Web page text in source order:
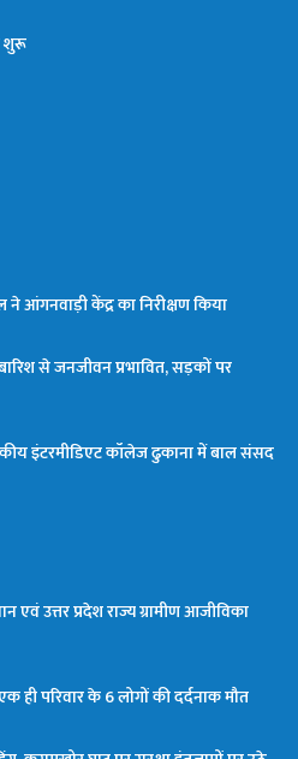
शुरू
आंगनवाड़ी केंद्र का निरीक्षण किया
से जनजीवन प्रभावित, सड़कों पर
इंटरमीडिएट कॉलेज ढुकाना में बाल संसद
एवं उत्तर प्रदेश राज्य ग्रामीण आजीविका
ही परिवार के 6 लोगों की दर्दनाक मौत